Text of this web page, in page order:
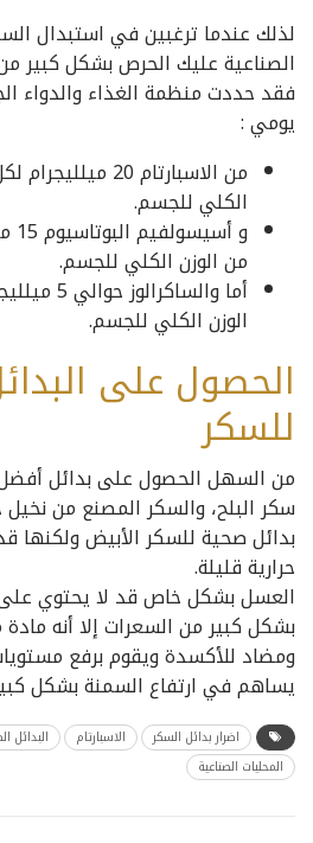
لذلك عندما ترغبين في استبدال
الصناعية عليك الحرص بشكل كبير
فقد حددت منظمة الغذاء والدواء
يومي :
من الاسبارتام 20
الكلي للجسم.
و
من الوزن الكلي للجسم.
أما
الوزن الكلي للجسم.
الحصول على
للسكر
من السهل الحصول على بدائل
سكر البلح، والسكر المصنع من
بدائل صحية للسكر الأبيض ولكنها
حرارية قليلة.
العسل بشكل خاص قد لا يحتوي
بشكل كبير من السعرات إلا أنه
ومضاد للأكسدة ويقوم برفع
يساهم في ارتفاع السمنة بشكل
اضرار بدائل السكر الاسبارتام البدائل
المحليات الصناعية